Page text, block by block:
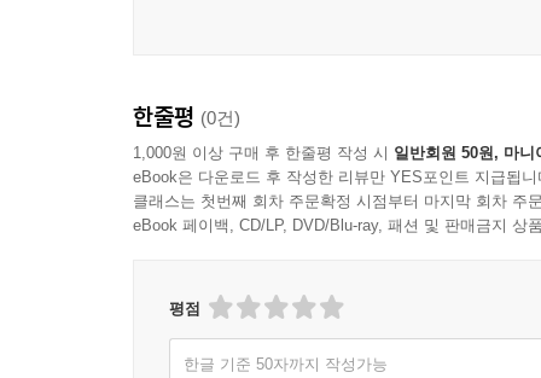
워크숍을 통해 실행해보고, 현장에서 손수 도전한
《근질거리는 나의 손》, 《점화본능을 일깨우는
낯선 긴장을 오랫동안 견디며 자연 미장을 익숙
수단으로 삼으며 고단한 현장에서 미장의 부흥을
《자연 미장》은 미장의 정의와 역사에서 시작
미장의 모든 것’을 다룬다. 책 속의 흥미로운 내용
한줄평 (0건)
1,000원 이상 구매 후 한줄평 작성 시 일반회원 50원, 마니
eBook은 다운로드 후 작성한 리뷰만 YES포인트 지급됩니
클래스는 첫번째 회차 주문확정 시점부터 마지막 회차 주
eBook 페이백, CD/LP, DVD/Blu-ray, 패션 및 판매금지 상
평점
한글 기준 50자까지 작성가능